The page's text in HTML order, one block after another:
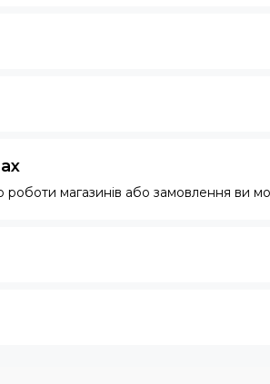
роботи магазинів або замовлення ви